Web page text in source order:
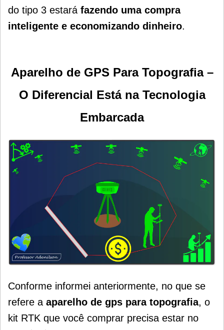
do tipo 3 estará fazendo uma compra
inteligente e economizando dinheiro.
Aparelho de GPS Para Topografia –
O Diferencial Está na Tecnologia
Embarcada
Conforme informei anteriormente, no que se
refere a aparelho de gps para topografia, o
kit RTK que você comprar precisa estar no